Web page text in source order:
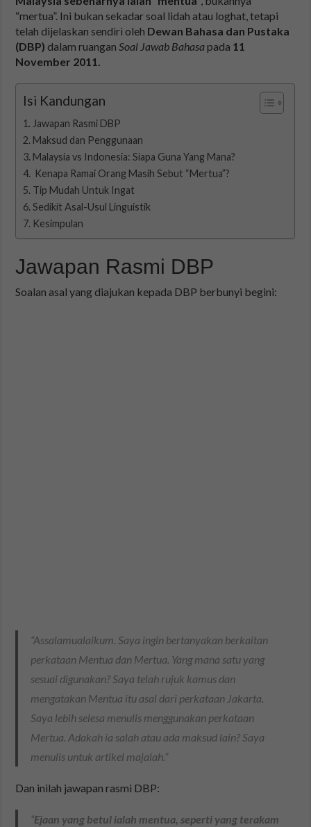
“mertua”. Ini bukan sekadar soal lidah atau loghat, tetapi
telah dijelaskan sendiri oleh Dewan Bahasa dan Pustaka
(DBP) dalam ruanganSoal Jawab Bahasapada 11
November 2011.
Isi Kandungan
Jawapan Rasmi DBP
Maksud dan Penggunaan
Malaysia vs Indonesia: Siapa Guna Yang Mana?
️ Kenapa Ramai Orang Masih Sebut “Mertua”?
Tip Mudah Untuk Ingat
Sedikit Asal-Usul Linguistik
Kesimpulan
Jawapan Rasmi DBP
Soalan asal yang diajukan kepada DBP berbunyi begini:
“Assalamualaikum. Saya ingin bertanyakan berkaitan
perkataan Mentua dan Mertua. Yang mana satu yang
sesuai digunakan? Saya telah rujuk kamus dan
mengatakan Mentua itu asal dari perkataan Jakarta.
Saya lebih selesa menulis menggunakan perkataan
Mertua. Adakah ia salah atau ada maksud lain? Saya
menulis untuk artikel majalah.”
Dan inilah jawapan rasmi DBP:
“Ejaan yang betul ialah mentua, seperti yang terakam